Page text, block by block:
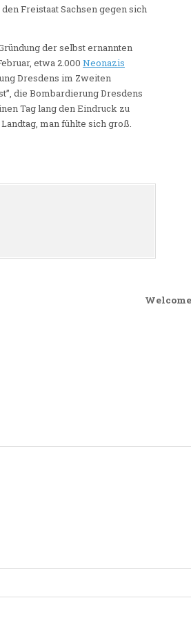
Freistaat Sachsen gegen sich
der selbst ernannten
etwa 2.000 Neonazis
Dresdens im Zweiten
die Bombardierung Dresdens
Tag lang den Eindruck zu
man fühlte sich groß.